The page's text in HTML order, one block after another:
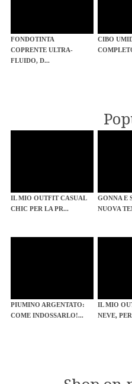
FONDOTINTA
COPRENTE ULTRA-
FLUIDO, D...
CIBO
IL MIO OUTFIT CASUAL
CHIC PER LA PR...
GONNA E
NUOVA
PIUMINO ARGENTATO:
COME INDOSSARLO!...
IL MIO
NEVE,